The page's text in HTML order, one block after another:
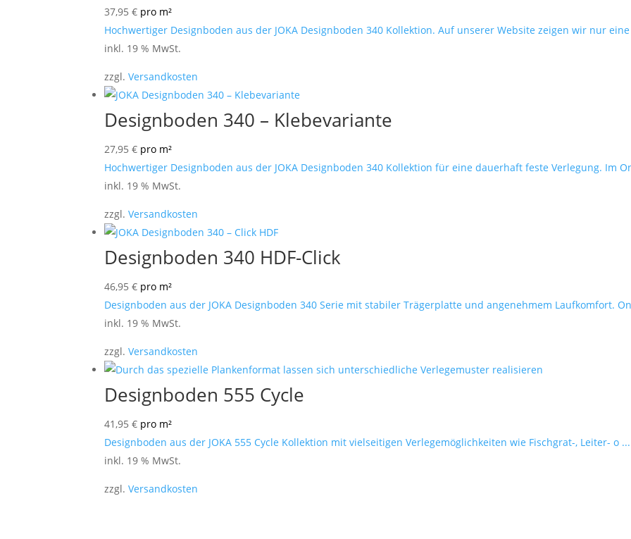
37,95€ pro m²
Hochwertiger Designboden aus der JOKA Designboden 340 Kollektion. Auf unserer Website zeigen wir nur
inkl. 19 % MwSt.
zzgl.Versandkosten
Designboden 340 – Klebevariante
27,95€ pro m²
Hochwertiger Designboden aus der JOKA Designboden 340 Kollektion für eine dauerhaft feste Verlegung. Im
inkl. 19 % MwSt.
zzgl.Versandkosten
Designboden 340 HDF-Click
46,95€ pro m²
Designboden aus der JOKA Designboden 340 Serie mit stabiler Trägerplatte und angenehmem Laufkomfort.
inkl. 19 % MwSt.
zzgl.Versandkosten
Designboden 555 Cycle
41,95€ pro m²
Designboden aus der JOKA 555 Cycle Kollektion mit vielseitigen Verlegemöglichkeiten wie Fischgrat-, Leiter- o ...
inkl. 19 % MwSt.
zzgl.Versandkosten